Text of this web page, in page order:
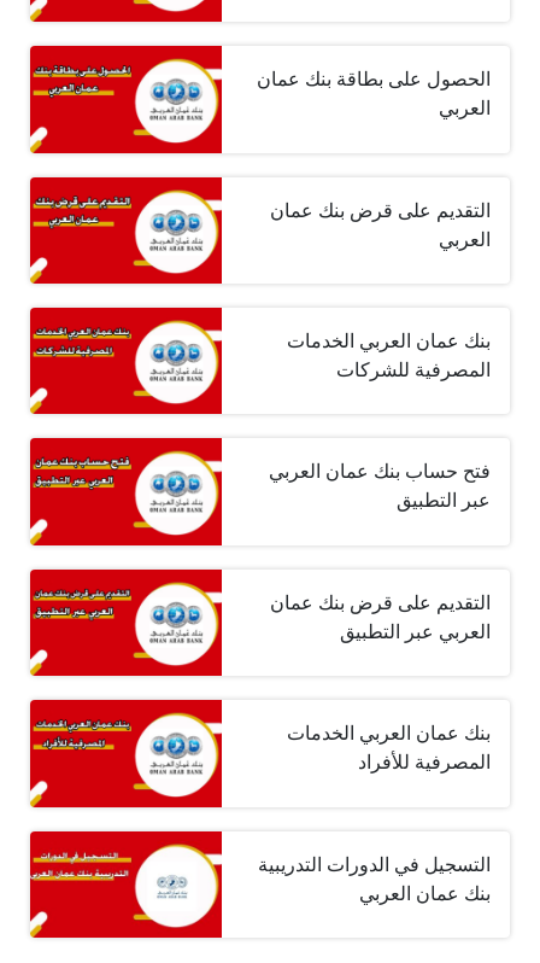
الحصول على بطاقة بنك عمان
العربي
التقديم على قرض بنك عمان
العربي
بنك عمان العربي الخدمات
المصرفية للشركات
فتح حساب بنك عمان العربي
عبر التطبيق
التقديم على قرض بنك عمان
العربي عبر التطبيق
بنك عمان العربي الخدمات
المصرفية للأفراد
التسجيل في الدورات التدريبية
بنك عمان العربي